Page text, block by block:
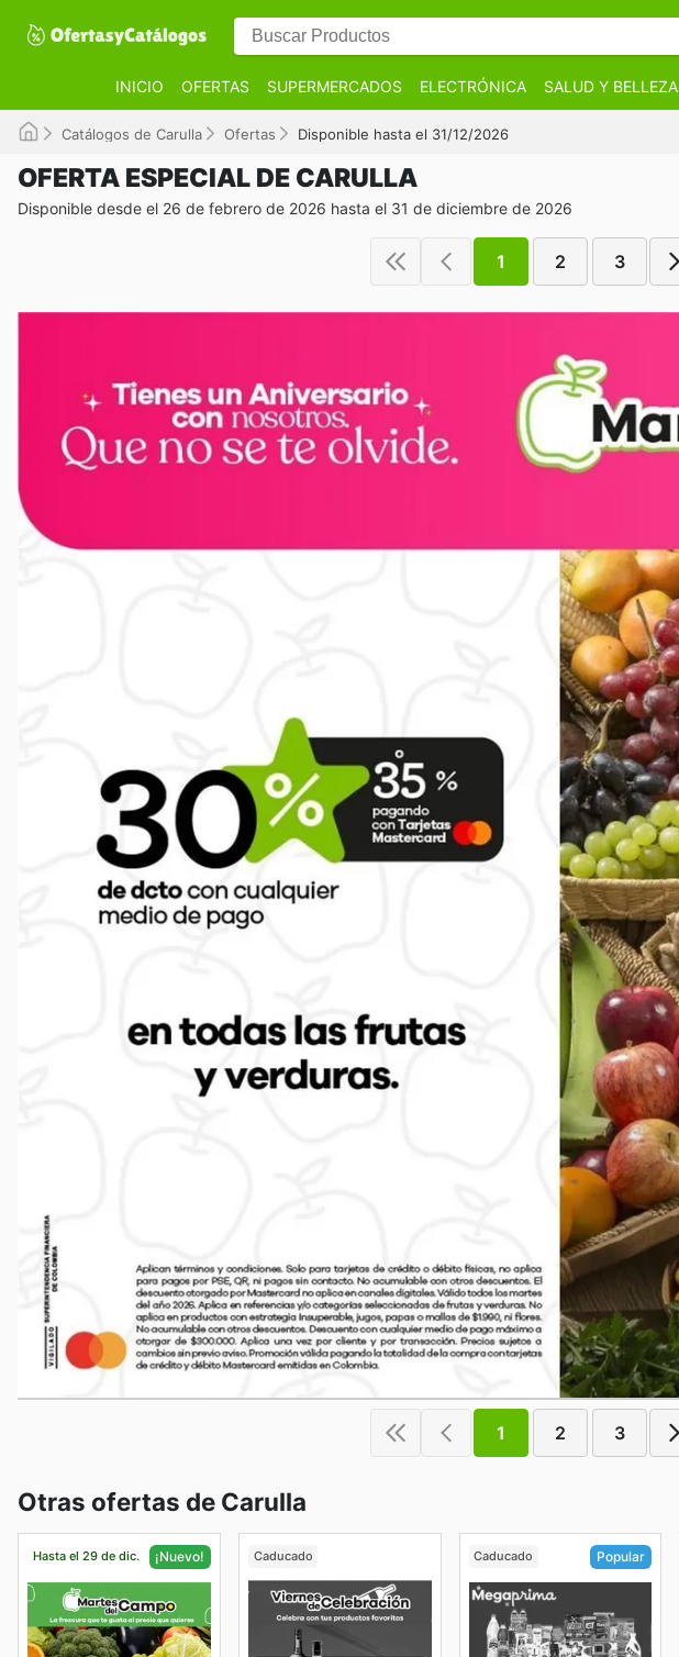
INICIO OFERTAS SUPERMERCADOS ELECTRÓNICA SALUD Y BELLEZA
Catálogos de Carulla Ofertas Disponible hasta el 31/12/2026
OFERTA ESPECIAL DE CARULLA
Disponible desde el 26 de febrero de 2026 hasta el 31 de diciembre de 2026
1 2 3
1 2 3
Otras ofertas de Carulla
Hasta el 29 de dic. ¡Nuevo! Caducado Caducado Popular